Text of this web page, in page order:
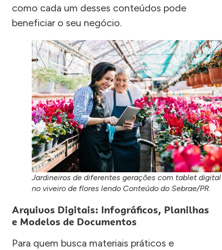
como cada um desses conteúdos pode
beneficiar o seu negócio.
Jardineiros de diferentes gerações com tablet digital
no viveiro de flores lendo Conteúdo do Sebrae/PR.
Arquivos Digitais: Infográficos, Planilhas
e Modelos de Documentos
Para quem busca materiais práticos e